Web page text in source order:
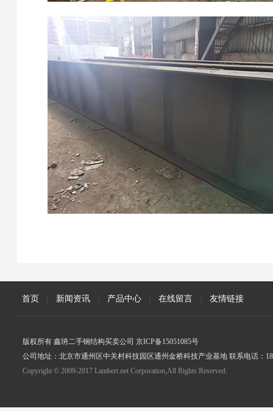
首页 新闻资讯 产品中心 在线留言 友情链接
版权所有 鑫珘二手钢结构买卖公司 京ICP备15051085号
公司地址：北京市通州区中关村科技园区通州金桥科技产业基地 联系电话：
Copyright © 2009-2017 Lambert.net Corporation,All Rights Reserved.